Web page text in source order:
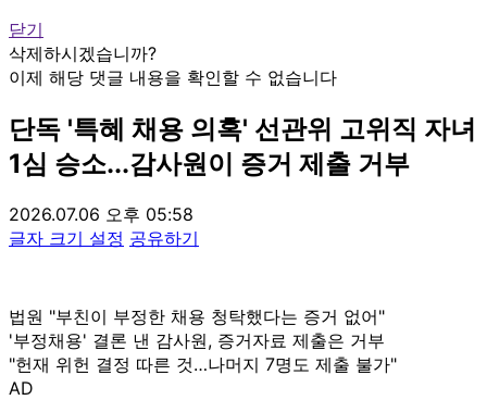
닫기
삭제하시겠습니까?
이제 해당 댓글 내용을 확인할 수 없습니다
단독 '특혜 채용 의혹' 선관위 고위직 자녀
1심 승소...감사원이 증거 제출 거부
2026.07.06 오후 05:58
글자 크기 설정 공유하기
법원 "부친이 부정한 채용 청탁했다는 증거 없어"
'부정채용' 결론 낸 감사원, 증거자료 제출은 거부
"헌재 위헌 결정 따른 것…나머지 7명도 제출 불가"
AD